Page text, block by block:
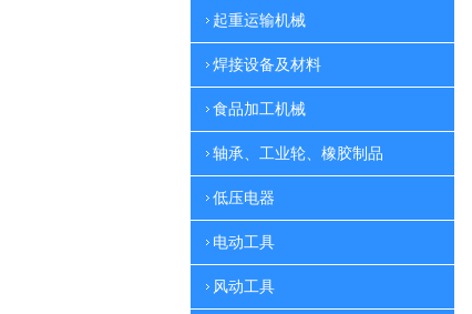
起重运输机械
焊接设备及材料
食品加工机械
轴承、工业轮、橡胶制品
低压电器
电动工具
风动工具